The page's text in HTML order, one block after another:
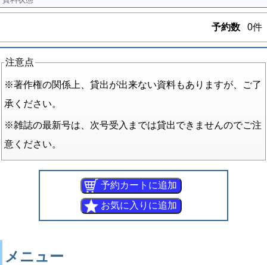
予約数 0件
注意点
※著作権の関係上、貸出が出来ない資料もありますが、ご了
承ください。
※雑誌の最新号は、次号受入までは貸出できませんのでご注
意ください。
メニュー